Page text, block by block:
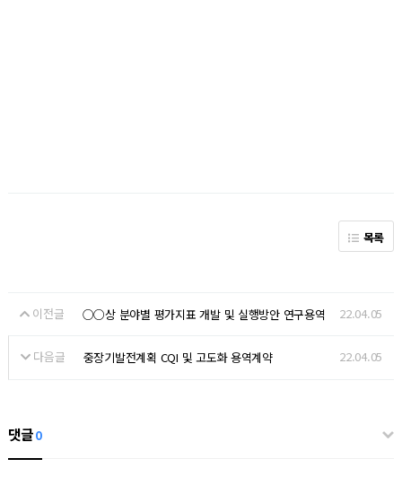
목록
이전글 ○○상 분야별 평가지표 개발 및 실행방안 연구용역 22.04.05
다음글 중장기발전계획 CQI 및 고도화 용역계약 22.04.05
댓글0